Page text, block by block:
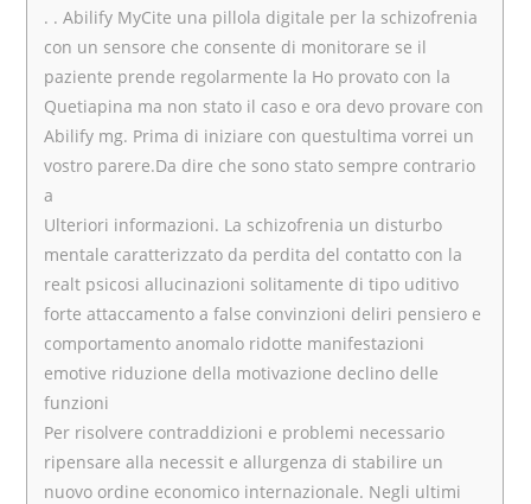
. . Abilify MyCite una pillola digitale per la schizofrenia
con un sensore che consente di monitorare se il
paziente prende regolarmente la Ho provato con la
Quetiapina ma non stato il caso e ora devo provare con
Abilify mg. Prima di iniziare con questultima vorrei un
vostro parere.Da dire che sono stato sempre contrario
a
Ulteriori informazioni. La schizofrenia un disturbo
mentale caratterizzato da perdita del contatto con la
realt psicosi allucinazioni solitamente di tipo uditivo
forte attaccamento a false convinzioni deliri pensiero e
comportamento anomalo ridotte manifestazioni
emotive riduzione della motivazione declino delle
funzioni
Per risolvere contraddizioni e problemi necessario
ripensare alla necessit e allurgenza di stabilire un
nuovo ordine economico internazionale. Negli ultimi